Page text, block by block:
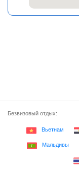
Безвизовый отдых:
Вьетнам
Мальдивы